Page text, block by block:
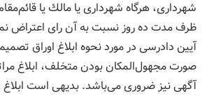
شهرداری، هرگاه شهرداری یا مالك یا قائم‌مقام
ظرف مدت ده روز نسبت به آن رای اعتراض
آیین دادرسی در مورد نحوه ابلاغ اوراق
صورت مجهول‌المكان بودن متخلف، ابلاغ
آگهی نیز ضروری می‌باشد. بدیهی است ابلاغ